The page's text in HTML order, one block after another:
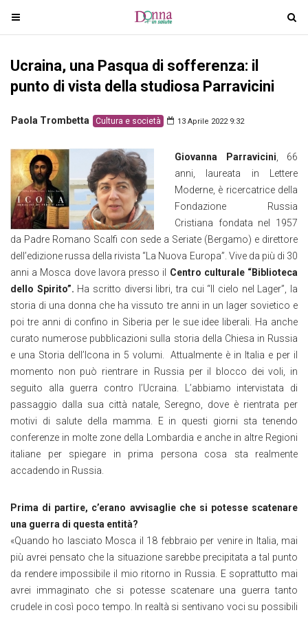
T
o
g
l
n
v
g
a
t
i
T
o
Ucraina, una Pasqua di sofferenza: il
punto di vista della studiosa Parravicini
Paola Trombetta Cultura e società 13 Aprile 2022 9:32
Giovanna Parravicini , 66
anni, laureata in Lettere
Moderne, è ricercatrice della
Fondazione Russia
Cristiana fondata nel 1957
da Padre Romano Scalfi con sede a Seriate (Bergamo) e direttore
dell’edizione russa della rivista “La Nuova Europa”. Vive da più di 30
anni a Mosca dove lavora presso il Centro culturale “Biblioteca
dello Spirito”. Ha scritto diversi libri, tra cui “Il cielo nel Lager”, la
storia di una donna che ha vissuto tre anni in un lager sovietico e
poi tre anni di confino in Siberia per le sue idee liberali. Ha anche
curato numerose pubblicazioni sulla storia della Chiesa in Russia
e una Storia dell’Icona in 5 volumi. Attualmente è in Italia e per il
momento non può rientrare in Russia per il blocco dei voli, in
seguito alla guerra contro l’Ucraina. L’abbiamo intervistata di
passaggio dalla sua città natale, Seregno, dove è rientrata per
motivi di salute della mamma. E in questi giorni sta tenendo
conferenze in molte zone della Lombardia e anche in altre Regioni
italiane per spiegare in prima persona cosa sta realmente
accadendo in Russia.
Prima di partire, c’erano avvisaglie che si potesse scatenare
una guerra di questa entità?
«Quando ho lasciato Mosca il 18 febbraio per venire in Italia, mai
più avrei pensato che la situazione sarebbe precipitata a tal punto
da rendere impossibile il mio ritorno in Russia. E soprattutto mai
avrei immaginato che si potesse scatenare una guerra tanto
crudele in così poco tempo. In realtà si sentivano voci su possibili